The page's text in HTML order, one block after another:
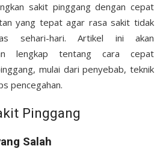
sakit pinggang dengan cepat
yang tepat agar rasa sakit tidak
sehari-hari. Artikel ini akan
lengkap tentang cara cepat
mulai dari penyebab, teknik
pencegahan.
Pinggang
Salah